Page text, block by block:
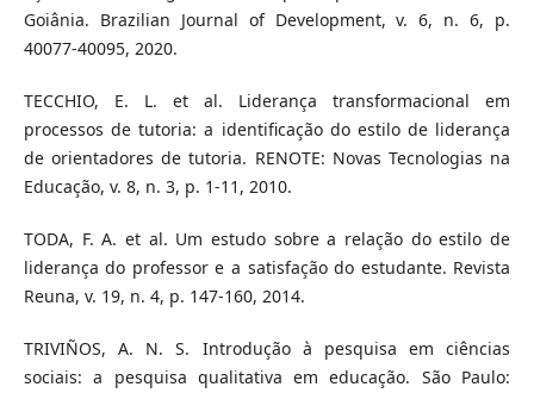
Goiânia. Brazilian Journal of Development, v. 6, n. 6, p.
40077-40095, 2020.
TECCHIO, E. L. et al. Liderança transformacional em
processos de tutoria: a identificação do estilo de liderança
de orientadores de tutoria. RENOTE: Novas Tecnologias na
Educação, v. 8, n. 3, p. 1-11, 2010.
TODA, F. A. et al. Um estudo sobre a relação do estilo de
liderança do professor e a satisfação do estudante. Revista
Reuna, v. 19, n. 4, p. 147-160, 2014.
TRIVIÑOS, A. N. S. Introdução à pesquisa em ciências
sociais: a pesquisa qualitativa em educação. São Paulo: